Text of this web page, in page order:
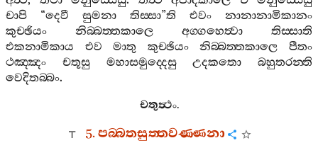
චාපි “දෙවී සුමනා තිස‍්සා”ති එවං
නානානාමිකානං
කුච‍්ඡියං
නිබ‍්බත‍්තකාලෙ අග‍්ගහෙත්‍වා
තිස‍්සාති
එකනාමිකාය
එව මාතු කුච‍්ඡියං නිබ‍්බත‍්තකාලෙ
පීතං
ථඤ‍්ඤං
චතූසු මහාසමුද‍්දෙසු උදකතො
බහුතරන‍්ති
වෙදිතබ‍්බං.
චතුත්‍ථං.
5.පබ‍්බතසුත‍්තවණ‍්ණනා